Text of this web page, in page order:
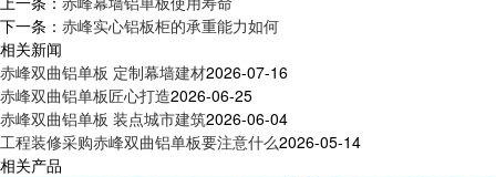
下一条： 赤峰实心铝板柜的承重能力如何
相关新闻
赤峰双曲铝单板 定制幕墙建材2026-07-16
赤峰双曲铝单板匠心打造2026-06-25
赤峰双曲铝单板 装点城市建筑2026-06-04
工程装修采购赤峰双曲铝单板要注意什么2026-05-14
相关产品